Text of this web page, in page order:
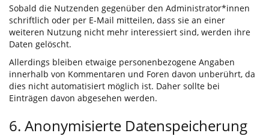
Sobald die Nutzenden gegenüber den Administrator*innen
schriftlich oder per E-Mail mitteilen, dass sie an einer
weiteren Nutzung nicht mehr interessiert sind, werden ihre
Daten gelöscht.
Allerdings bleiben etwaige personenbezogene Angaben
innerhalb von Kommentaren und Foren davon unberührt, da
dies nicht automatisiert möglich ist. Daher sollte bei
Einträgen davon abgesehen werden.
6. Anonymisierte Datenspeicherung